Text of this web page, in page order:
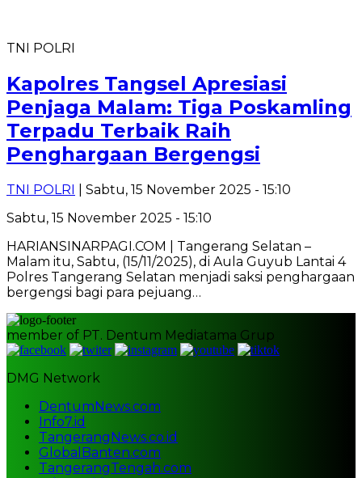
TNI POLRI
Kapolres Tangsel Apresiasi
Penjaga Malam: Tiga Poskamling
Terpadu Terbaik Raih
Penghargaan Bergengsi
TNI POLRI
| Sabtu, 15 November 2025 - 15:10
Sabtu, 15 November 2025 - 15:10
HARIANSINARPAGI.COM | Tangerang Selatan –
Malam itu, Sabtu, (15/11/2025), di Aula Guyub Lantai 4
Polres Tangerang Selatan menjadi saksi penghargaan
bergengsi bagi para pejuang…
member of PT. Dentum Mediatama Grup
DMG Network
DentumNews.com
Info7.id
TangerangNews.co.id
GlobalBanten.com
TangerangTengah.com